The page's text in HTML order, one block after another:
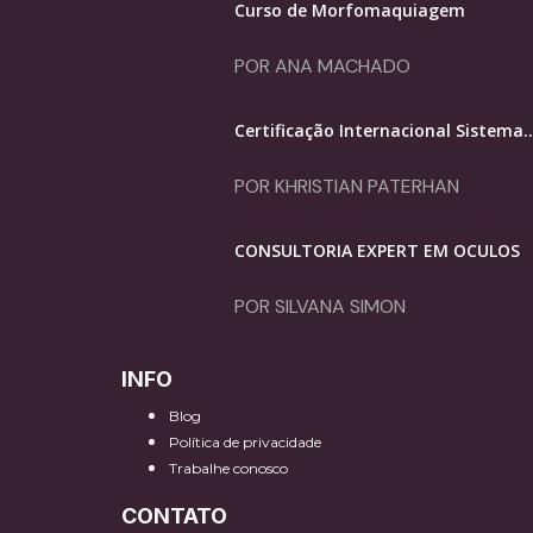
Curso de Morfomaquiagem
POR ANA MACHADO
Certificação Internacional
POR KHRISTIAN PATERHAN
CONSULTORIA EXPERT EM ÓCULOS
POR SILVANA SIMON
INFO
Blog
Política de privacidade
Trabalhe conosco
CONTATO